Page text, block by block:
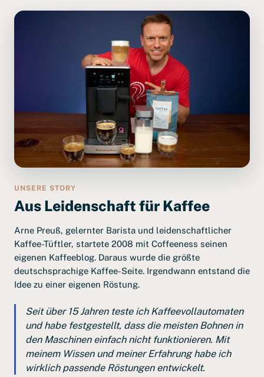
UNSERE STORY
Aus Leidenschaft für Kaffee
Arne Preuß, gelernter Barista und leidenschaftlicher
Kaffee-Tüftler, startete 2008 mit Coffeeness seinen
eigenen Kaffeeblog. Daraus wurde die größte
deutschsprachige Kaffee-Seite. Irgendwann entstand die
Idee zu einer eigenen Röstung.
Seit über 15 Jahren teste ich Kaffeevollautomaten
und habe festgestellt, dass die meisten Bohnen in
den Maschinen einfach nicht funktionieren. Mit
meinem Wissen und meiner Erfahrung habe ich
wirklich passende Röstungen entwickelt.